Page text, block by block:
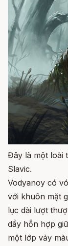
Đây là một loài
Slavic.
Vodyanoy có
với khuôn mặt
lục dài lượt
dầy hỗn hợp
một lớp vảy